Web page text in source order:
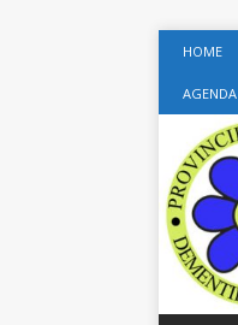
HOME
AGENDA